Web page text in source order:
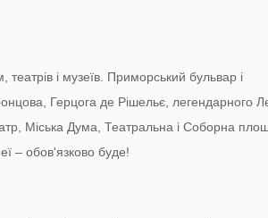
і музеїв. Приморський бульвар і
Герцога де Рішельє, легендарного
Міська Дума, Театральна і Соборна
– обов'язково буде!